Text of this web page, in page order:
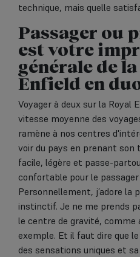
technique, mais quelle
Passager ou
est votre
générale de
Enfield en
Voyager à deux sur la Royal
vitesse moyenne des
ramène à nos centres
voir du pays en prenant
facile, légère et passe-
confortable pour le passager
Personnellement, j’adore la
instinctif. Je ne me prends
le centre de gravité, comme
exemple. Et il faut dire que
des sensations uniques et